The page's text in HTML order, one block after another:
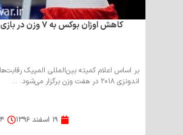
کاهش اوزان بوکس به ۷ وزن در بازی‌های آسیایی جاکارتا
بر اساس اعلام کمیته بین‌المللی المپیک
اندونزی ۲۰۱۸ در هفت وزن برگزار می‌شود. ...
۱۹ اسفند ۱۳۹۶